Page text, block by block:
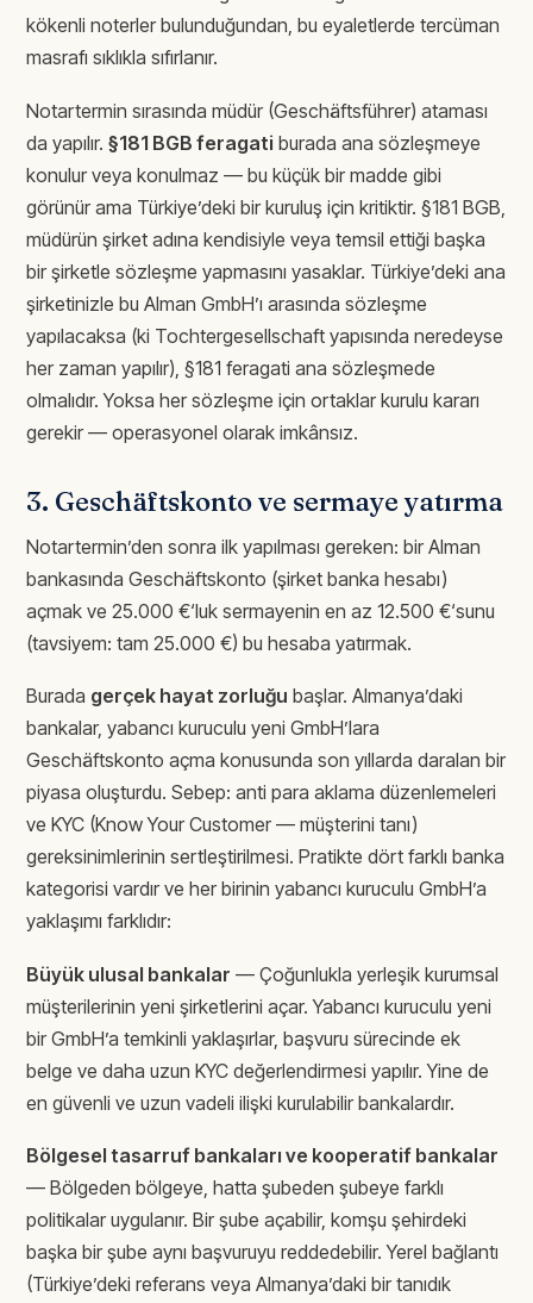
kökenli noterler bulunduğundan, bu eyaletlerde tercüman
masrafı sıklıkla sıfırlanır.
Notartermin sırasında müdür (Geschäftsführer) ataması
da yapılır. §181 BGB feragati burada ana sözleşmeye
konulur veya konulmaz — bu küçük bir madde gibi
görünür ama Türkiye’deki bir kuruluş için kritiktir. §181 BGB,
müdürün şirket adına kendisiyle veya temsil ettiği başka
bir şirketle sözleşme yapmasını yasaklar. Türkiye’deki ana
şirketinizle bu Alman GmbH’ı arasında sözleşme
yapılacaksa (ki Tochtergesellschaft yapısında neredeyse
her zaman yapılır), §181 feragati ana sözleşmede
olmalıdır. Yoksa her sözleşme için ortaklar kurulu kararı
gerekir — operasyonel olarak imkânsız.
3. Geschäftskonto ve sermaye yatırma
Notartermin’den sonra ilk yapılması gereken: bir Alman
bankasında Geschäftskonto (şirket banka hesabı)
açmak ve 25.000 €‘luk sermayenin en az 12.500 €‘sunu
(tavsiyem: tam 25.000 €) bu hesaba yatırmak.
Burada gerçek hayat zorluğu başlar. Almanya’daki
bankalar, yabancı kuruculu yeni GmbH’lara
Geschäftskonto açma konusunda son yıllarda daralan bir
piyasa oluşturdu. Sebep: anti para aklama düzenlemeleri
ve KYC (Know Your Customer — müşterini tanı)
gereksinimlerinin sertleştirilmesi. Pratikte dört farklı banka
kategorisi vardır ve her birinin yabancı kuruculu GmbH’a
yaklaşımı farklıdır:
Büyük ulusal bankalar — Çoğunlukla yerleşik kurumsal
müşterilerinin yeni şirketlerini açar. Yabancı kuruculu yeni
bir GmbH’a temkinli yaklaşırlar, başvuru sürecinde ek
belge ve daha uzun KYC değerlendirmesi yapılır. Yine de
en güvenli ve uzun vadeli ilişki kurulabilir bankalardır.
Bölgesel tasarruf bankaları ve kooperatif bankalar
— Bölgeden bölgeye, hatta şubeden şubeye farklı
politikalar uygulanır. Bir şube açabilir, komşu şehirdeki
başka bir şube aynı başvuruyu reddedebilir. Yerel bağlantı
(Türkiye’deki referans veya Almanya’daki bir tanıdık